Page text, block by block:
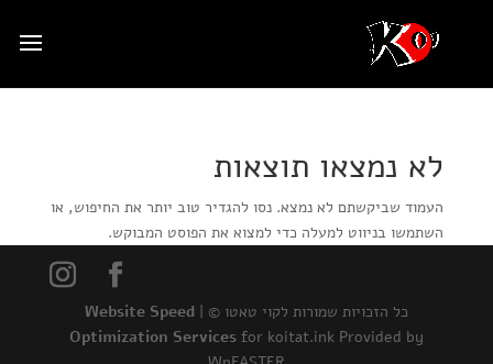
לא נמצאו תוצאות
העמוד שביקשתם לא נמצא. נסו להגדיר טוב יותר את החיפוש, או
השתמשו בניווט למעלה כדי למצוא את הפוסט המבוקש.
כל הזכויות שמורות לקוי טאטו © | Website Speed
Optimization Services for koitat.ink Provided by